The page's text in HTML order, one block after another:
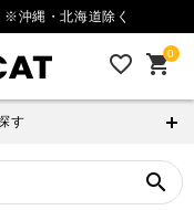
※沖縄・北海道除く
favorite_outline 0
shopping_cart
す
search